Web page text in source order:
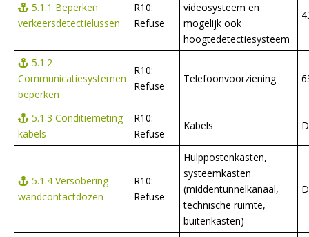
5.1.1 Beperken
verkeersdetectielussen
R10:
Refuse
videosysteem en
mogelijk ook
hoogtedetectiesysteem
5.1.2
Communicatiesystemen
beperken
R10:
Refuse
Telefoonvoorziening
5.1.3 Conditiemeting
kabels
R10:
Refuse
Kabels
5.1.4 Versobering
wandcontactdozen
R10:
Refuse
Hulppostenkasten,
systeemkasten
(middentunnelkanaal,
technische ruimte,
buitenkasten)